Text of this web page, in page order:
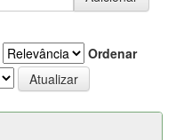
Ordenar